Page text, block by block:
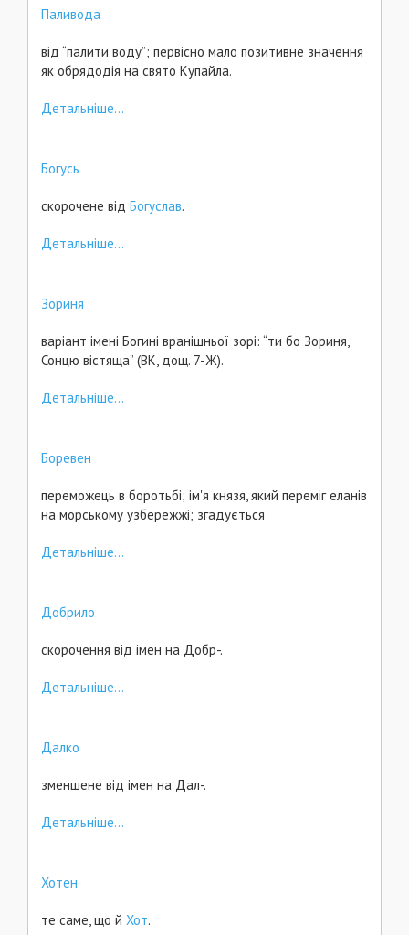
Паливода
від “палити воду”; первісно мало позитивне значення
як обрядодія на свято Купайла.
Детальніше...
Богусь
скорочене від Богуслав.
Детальніше...
Зориня
варіант імені Богині вранішньої зорі: “ти бо Зориня,
Сонцю вістяща” (ВК, дощ. 7-Ж).
Детальніше...
Боревен
переможець в боротьбі; ім'я князя, який переміг еланів
на морському узбережжі; згадується
Детальніше...
Добрило
скорочення від імен на Добр-.
Детальніше...
Далко
зменшене від імен на Дал-.
Детальніше...
Хотен
те саме, що й Хот.